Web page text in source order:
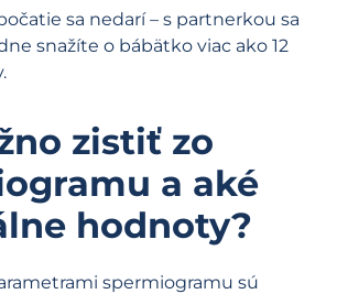
sa nedarí – s partnerkou sa
snažíte o bábätko viac ako 12
zistiť zo
a aké
hodnoty?
spermiogramu sú